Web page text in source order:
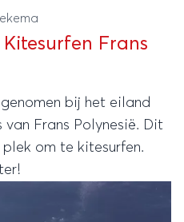
Frans
bij het eiland
Frans Polynesië. Dit
om te kitesurfen.